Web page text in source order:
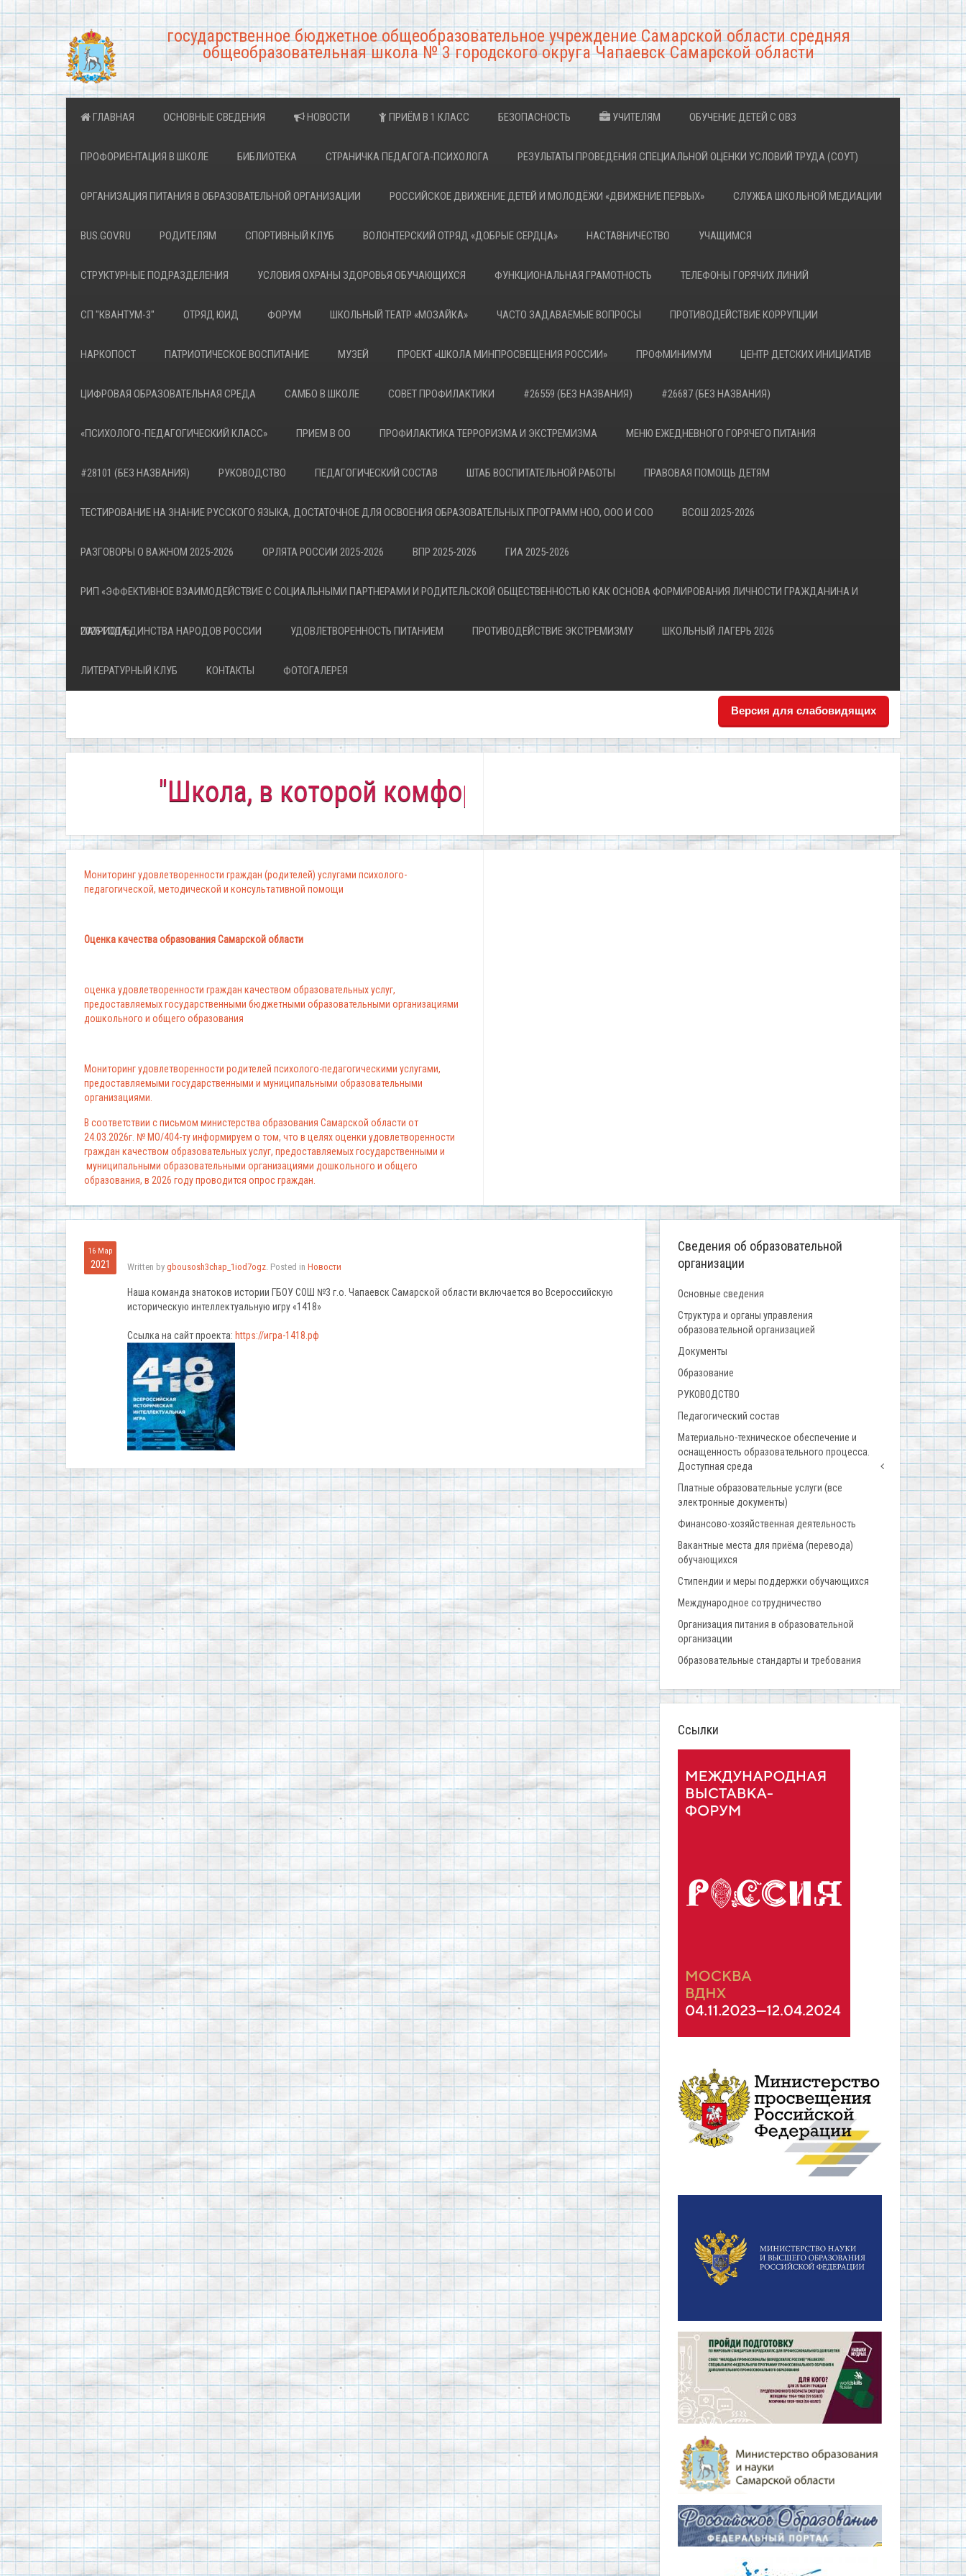
государственное бюджетное общеобразовательное учреждение Самарской области средняя
общеобразовательная школа № 3 городского округа Чапаевск Самарской области
ГЛАВНАЯ ОСНОВНЫЕ СВЕДЕНИЯ НОВОСТИ ПРИЁМ В 1 КЛАСС БЕЗОПАСНОСТЬ УЧИТЕЛЯМ ОБУЧЕНИЕ ДЕТЕЙ С ОВЗ
ПРОФОРИЕНТАЦИЯ В ШКОЛЕ БИБЛИОТЕКА СТРАНИЧКА ПЕДАГОГА-ПСИХОЛОГА РЕЗУЛЬТАТЫ ПРОВЕДЕНИЯ СПЕЦИАЛЬНОЙ ОЦЕНКИ УСЛОВИЙ ТРУДА (СОУТ)
ОРГАНИЗАЦИЯ ПИТАНИЯ В ОБРАЗОВАТЕЛЬНОЙ ОРГАНИЗАЦИИ РОССИЙСКОЕ ДВИЖЕНИЕ ДЕТЕЙ И МОЛОДЁЖИ «ДВИЖЕНИЕ ПЕРВЫХ» СЛУЖБА ШКОЛЬНОЙ МЕДИАЦИИ
BUS.GOV.RU РОДИТЕЛЯМ СПОРТИВНЫЙ КЛУБ ВОЛОНТЕРСКИЙ ОТРЯД «ДОБРЫЕ СЕРДЦА» НАСТАВНИЧЕСТВО УЧАЩИМСЯ
СТРУКТУРНЫЕ ПОДРАЗДЕЛЕНИЯ УСЛОВИЯ ОХРАНЫ ЗДОРОВЬЯ ОБУЧАЮЩИХСЯ ФУНКЦИОНАЛЬНАЯ ГРАМОТНОСТЬ ТЕЛЕФОНЫ ГОРЯЧИХ ЛИНИЙ
СП "КВАНТУМ-3" ОТРЯД ЮИД ФОРУМ ШКОЛЬНЫЙ ТЕАТР «МОЗАЙКА» ЧАСТО ЗАДАВАЕМЫЕ ВОПРОСЫ ПРОТИВОДЕЙСТВИЕ КОРРУПЦИИ
НАРКОПОСТ ПАТРИОТИЧЕСКОЕ ВОСПИТАНИЕ МУЗЕЙ ПРОЕКТ «ШКОЛА МИНПРОСВЕЩЕНИЯ РОССИИ» ПРОФМИНИМУМ ЦЕНТР ДЕТСКИХ ИНИЦИАТИВ
ЦИФРОВАЯ ОБРАЗОВАТЕЛЬНАЯ СРЕДА САМБО В ШКОЛЕ СОВЕТ ПРОФИЛАКТИКИ #26559 (БЕЗ НАЗВАНИЯ) #26687 (БЕЗ НАЗВАНИЯ)
«ПСИХОЛОГО-ПЕДАГОГИЧЕСКИЙ КЛАСС» ПРИЕМ В ОО ПРОФИЛАКТИКА ТЕРРОРИЗМА И ЭКСТРЕМИЗМА МЕНЮ ЕЖЕДНЕВНОГО ГОРЯЧЕГО ПИТАНИЯ
#28101 (БЕЗ НАЗВАНИЯ) РУКОВОДСТВО ПЕДАГОГИЧЕСКИЙ СОСТАВ ШТАБ ВОСПИТАТЕЛЬНОЙ РАБОТЫ ПРАВОВАЯ ПОМОЩЬ ДЕТЯМ
ТЕСТИРОВАНИЕ НА ЗНАНИЕ РУССКОГО ЯЗЫКА, ДОСТАТОЧНОЕ ДЛЯ ОСВОЕНИЯ ОБРАЗОВАТЕЛЬНЫХ ПРОГРАММ НОО, ООО И СОО ВСОШ 2025-2026
РАЗГОВОРЫ О ВАЖНОМ 2025-2026 ОРЛЯТА РОССИИ 2025-2026 ВПР 2025-2026 ГИА 2025-2026
РИП «ЭФФЕКТИВНОЕ ВЗАИМОДЕЙСТВИЕ С СОЦИАЛЬНЫМИ ПАРТНЕРАМИ И РОДИТЕЛЬСКОЙ ОБЩЕСТВЕННОСТЬЮ КАК ОСНОВА ФОРМИРОВАНИЯ ЛИЧНОСТИ ГРАЖДАНИНА И
ПАТРИОТА»
2026 ГОД ЕДИНСТВА НАРОДОВ РОССИИ УДОВЛЕТВОРЕННОСТЬ ПИТАНИЕМ ПРОТИВОДЕЙСТВИЕ ЭКСТРЕМИЗМУ ШКОЛЬНЫЙ ЛАГЕРЬ 2026
ЛИТЕРАТУРНЫЙ КЛУБ КОНТАКТЫ ФОТОГАЛЕРЕЯ
Версия для слабовидящих
"Школа, в которой комфортно всем!"
Мониторинг удовлетворенности граждан (родителей) услугами психолого-
педагогической, методической и консультативной помощи
Оценка качества образования Самарской области
оценка удовлетворенности граждан качеством образовательных услуг,
предоставляемых государственными бюджетными образовательными организациями
дошкольного и общего образования
Мониторинг удовлетворенности родителей психолого-педагогическими услугами,
предоставляемыми государственными и муниципальными образовательными
организациями.
В соответствии с письмом министерства образования Самарской области от
24.03.2026г. № МО/404-ту информируем о том, что в целях оценки удовлетворенности
граждан качеством образовательных услуг, предоставляемых государственными и
муниципальными образовательными организациями дошкольного и общего
образования, в 2026 году проводится опрос граждан.
16 Мар
2021 Written by gbousosh3chap_1iod7ogz. Posted in Новости
Наша команда знатоков истории ГБОУ СОШ №3 г.о. Чапаевск Самарской области включается во Всероссийскую
историческую интеллектуальную игру «1418»
Ссылка на сайт проекта: https://игра-1418.рф
Сведения об образовательной
организации
Основные сведения
Структура и органы управления
образовательной организацией
Документы
Образование
РУКОВОДСТВО
Педагогический состав
Материально-техническое обеспечение и
оснащенность образовательного процесса.
Доступная среда
Платные образовательные услуги (все
электронные документы)
Финансово-хозяйственная деятельность
Вакантные места для приёма (перевода)
обучающихся
Стипендии и меры поддержки обучающихся
Международное сотрудничество
Организация питания в образовательной
организации
Образовательные стандарты и требования
Ссылки